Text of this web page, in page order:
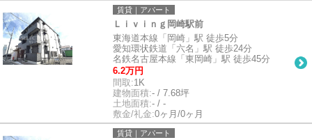
賃貸｜アパート
Ｌｉｖｉｎｇ岡崎駅前
東海道本線「岡崎」駅 徒歩5分
愛知環状鉄道「六名」駅 徒歩24分
名鉄名古屋本線「東岡崎」駅 徒歩45分
6.2万円
間取:1K
建物面積:- / 7.68坪
土地面積:- / -
敷金/礼金:0ヶ月/0ヶ月
賃貸｜アパート